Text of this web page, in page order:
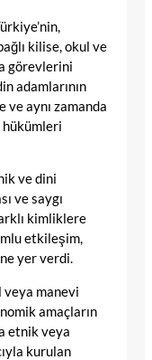
kilise, okul ve
görevlerini
adamlarının
ve aynı zamanda
hükümleri
ve dini
ve saygı
kimliklere
etkileşim,
yer verdi.
veya manevi
amaçların
etnik veya
kurulan